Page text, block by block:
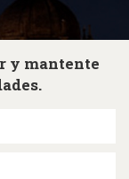
y mantente